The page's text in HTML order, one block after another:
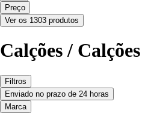
Preço
Ver os 1303 produtos
Calções / Calções
Filtros
Enviado no prazo de 24 horas
Marca